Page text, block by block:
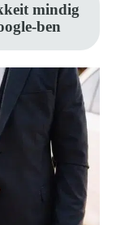
mindig
ben